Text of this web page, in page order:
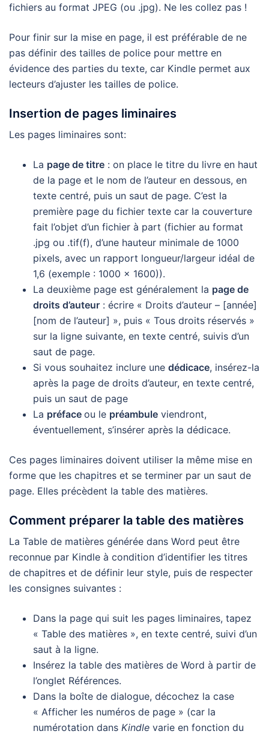
fichiers au format JPEG (ou .jpg). Ne les collez pas !
Pour finir sur la mise en page, il est préférable de ne
pas définir des tailles de police pour mettre en
évidence des parties du texte, car Kindle permet aux
lecteurs d’ajuster les tailles de police.
Insertion de pages liminaires
Les pages liminaires sont:
La page de titre : on place le titre du livre en haut
de la page et le nom de l’auteur en dessous, en
texte centré, puis un saut de page. C’est la
première page du fichier texte car la couverture
fait l’objet d’un fichier à part (fichier au format
.jpg ou .tif(f), d’une hauteur minimale de 1000
pixels, avec un rapport longueur/largeur idéal de
1,6 (exemple : 1000 x 1600)).
La deuxième page est généralement la page de
droits d’auteur : écrire « Droits d’auteur – [année]
[nom de l’auteur] », puis « Tous droits réservés »
sur la ligne suivante, en texte centré, suivis d’un
saut de page.
Si vous souhaitez inclure une dédicace, insérez-la
après la page de droits d’auteur, en texte centré,
puis un saut de page
La préface ou le préambule viendront,
éventuellement, s’insérer après la dédicace.
Ces pages liminaires doivent utiliser la même mise en
forme que les chapitres et se terminer par un saut de
page. Elles précèdent la table des matières.
Comment préparer la table des matières
La Table de matières générée dans Word peut être
reconnue par Kindle à condition d’identifier les titres
de chapitres et de définir leur style, puis de respecter
les consignes suivantes :
Dans la page qui suit les pages liminaires, tapez
« Table des matières », en texte centré, suivi d’un
saut à la ligne.
Insérez la table des matières de Word à partir de
l’onglet Références.
Dans la boîte de dialogue, décochez la case
« Afficher les numéros de page » (car la
numérotation dans Kindle varie en fonction du